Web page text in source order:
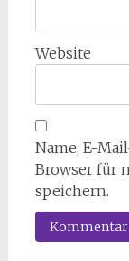
Website
Name, E-
Browser für
speichern.